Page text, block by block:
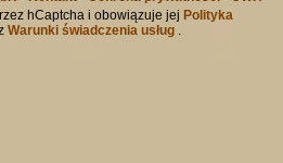
hCaptcha i obowiązuje jej Polityka
Warunki świadczenia usług.